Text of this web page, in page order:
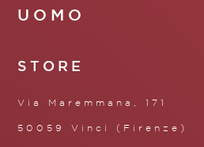
UOMO
STORE
Via Maremmana, 171
50059 Vinci (Firenze)